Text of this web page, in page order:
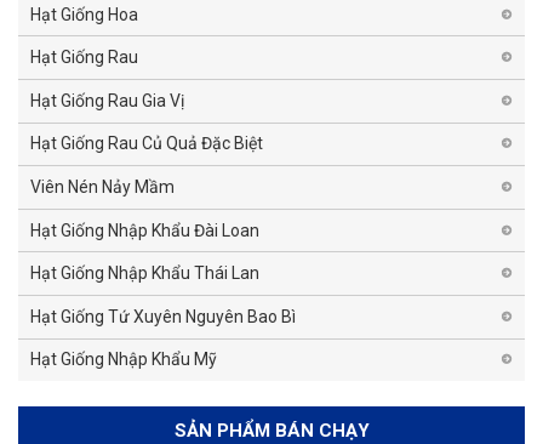
Hạt Giống Hoa
Hạt Giống Rau
Hạt Giống Rau Gia Vị
Hạt Giống Rau Củ Quả Đặc Biệt
Viên Nén Nảy Mầm
Hạt Giống Nhập Khẩu Đài Loan
Hạt Giống Nhập Khẩu Thái Lan
Hạt Giống Tứ Xuyên Nguyên Bao Bì
Hạt Giống Nhập Khẩu Mỹ
SẢN PHẨM BÁN CHẠY